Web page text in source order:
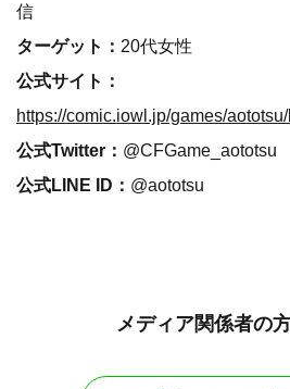
信
ターゲット： 20代女性
公式サイト：
https://comic.iowl.jp/games/
公式Twitter： @CFGame_aototsu
公式LINE ID： @aototsu
メディア関係者の